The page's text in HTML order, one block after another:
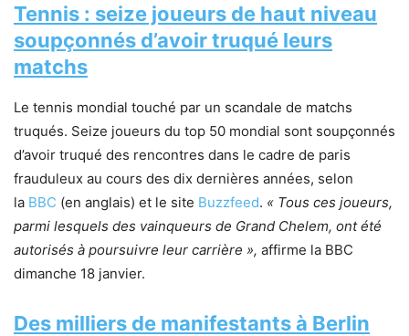
Tennis : seize joueurs de haut niveau
soupçonnés d’avoir truqué leurs
matchs
Le tennis mondial touché par un scandale de matchs
truqués. Seize joueurs du top 50 mondial sont soupçonnés
d’avoir truqué des rencontres dans le cadre de paris
frauduleux au cours des dix dernières années, selon
la BBC (en anglais) et le site Buzzfeed. « Tous ces joueurs,
parmi lesquels des vainqueurs de Grand Chelem, ont été
autorisés à poursuivre leur carrière », affirme la BBC
dimanche 18 janvier.
Des milliers de manifestants à Berlin